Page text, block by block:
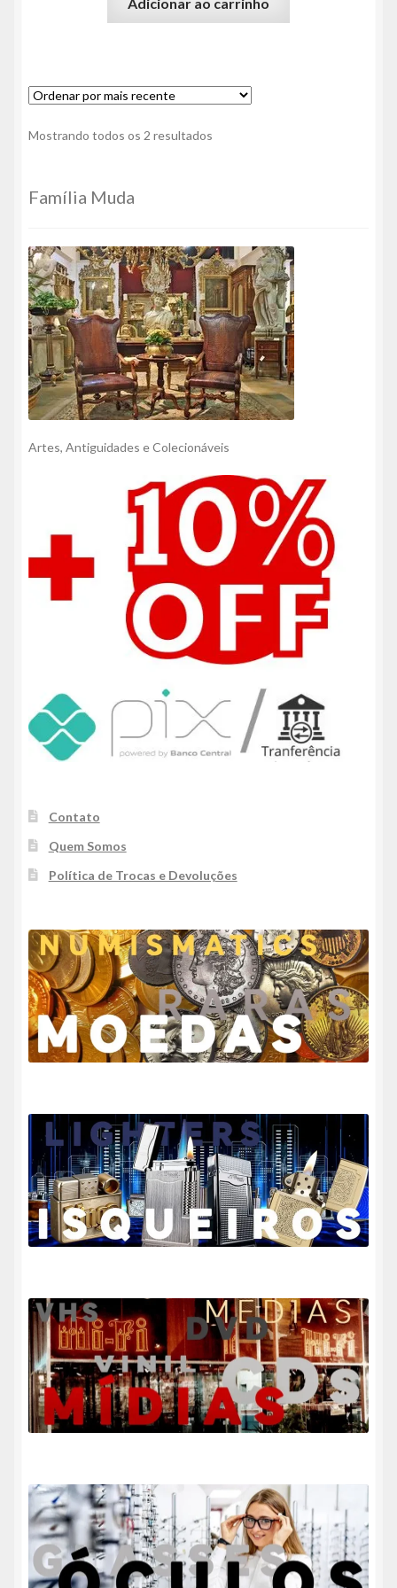
Mostrando todos os 2 resultados
Família Muda
Artes, Antiguidades e Colecionáveis
Contato
Quem Somos
Política de Trocas e Devoluções